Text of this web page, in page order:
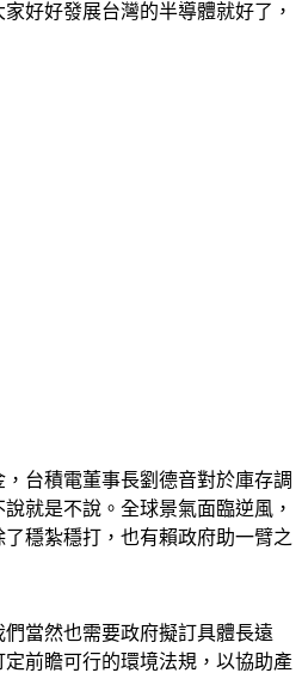
好好發展台灣的半導體就好了，
台積電董事長劉德音對於庫存調
就是不說。全球景氣面臨逆風，
穩紮穩打，也有賴政府助一臂之
當然也需要政府擬訂具體長遠